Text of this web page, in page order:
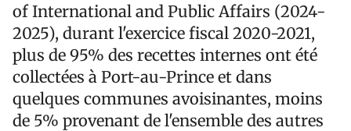
of International and Public Affairs (2024-
2025), durant l'exercice fiscal 2020-2021,
plus de 95% des recettes internes ont été
collectées à Port-au-Prince et dans
quelques communes avoisinantes, moins
de 5% provenant de l'ensemble des autres